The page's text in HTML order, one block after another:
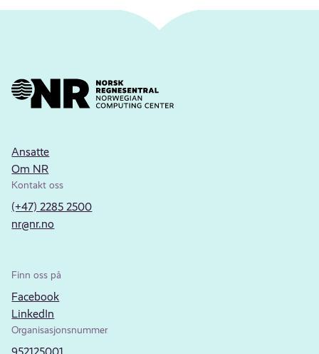
Ansatte
Om NR
Kontakt oss
(+47) 2285 2500
nr@nr.no
Finn oss på
Facebook
LinkedIn
Organisasjonsnummer
952125001